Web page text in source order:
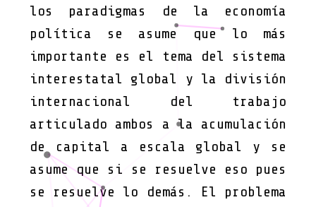
los paradigmas de la economía
política se asume que lo más
importante es el tema del sistema
interestatal global y la división
internacional del trabajo
articulado ambos a la acumulación
de capital a escala global y se
asume que si se resuelve eso pues
se resuelve lo demás. El problema